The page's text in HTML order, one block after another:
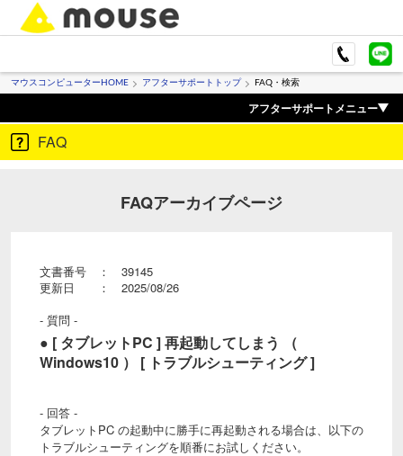
マウスコンピューターHOME アフターサポートトップ FAQ・検索
アフターサポートメニュー
FAQ
FAQアーカイブページ
文書番号 ： 39145
更新日 ： 2025/08/26
- 質問 -
● [ タブレットPC ] 再起動してしまう （
Windows10 ） [ トラブルシューティング ]
- 回答 -
タブレットPC の起動中に勝手に再起動される場合は、以下の
トラブルシューティングを順番にお試しください。